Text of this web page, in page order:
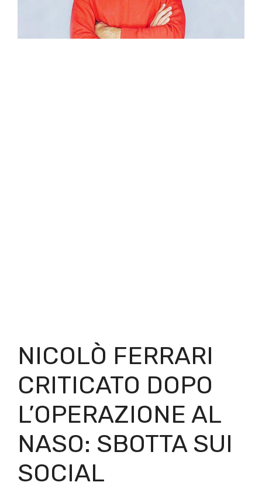
NICOLÒ FERRARI
CRITICATO DOPO
L’OPERAZIONE AL
NASO: SBOTTA SUI
SOCIAL